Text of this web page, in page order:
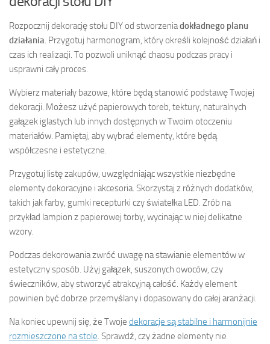
Rozpocznij dekorację stołu DIY od stworzeniadokładnego planu
działania. Przygotuj harmonogram, który określi kolejność działań i
czas ich realizacji. To pozwoli uniknąć chaosu podczas pracy i
usprawni cały proces.
Wybierz materiały bazowe, które będą stanowić podstawę Twojej
dekoracji. Możesz użyć papierowych toreb, tektury, naturalnych
gałązek iglastych lub innych dostępnych w Twoim otoczeniu
materiałów. Pamiętaj, aby wybrać elementy, które będą
współczesne i estetyczne.
Przygotuj listę zakupów, uwzględniając wszystkie niezbędne
elementy dekoracyjne i akcesoria. Skorzystaj z różnych dodatków,
takich jak farby, gumki recepturki czy światełka LED. Zrób na
przykład lampion z papierowej torby, wycinając w niej delikatne
wzory.
Podczas dekorowania zwróć uwagę na stawianie elementów w
estetyczny sposób. Użyj gałązek, suszonych owoców, czy
świeczników, aby stworzyć atrakcyjną całość. Każdy element
powinien być dobrze przemyślany i dopasowany do całej aranżacji.
Na koniec upewnij się, że Twoje dekoracje są stabilne i harmonijnie
rozmieszczone na stole. Sprawdź, czy żadne elementy nie